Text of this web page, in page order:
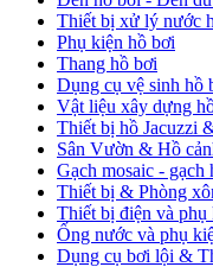
Thiết bị xử lý nước
Phụ kiện hồ bơi
Thang hồ bơi
Dụng cụ vệ sinh hồ
Vật liệu xây dựng
Thiết bị hồ Jacuzzi
Sân Vườn & Hồ
Gạch mosaic - gạch
Thiết bị & Phòng
Thiết bị điện và phụ
Ống nước và phụ
Dụng cụ bơi lội &